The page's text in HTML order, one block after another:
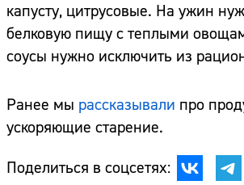
капусту, цитрусовые. На ужин
белковую пищу с теплыми
соусы нужно исключить из
Ранее мы рассказывали про
ускоряющие старение.
Поделиться в соцсетях: